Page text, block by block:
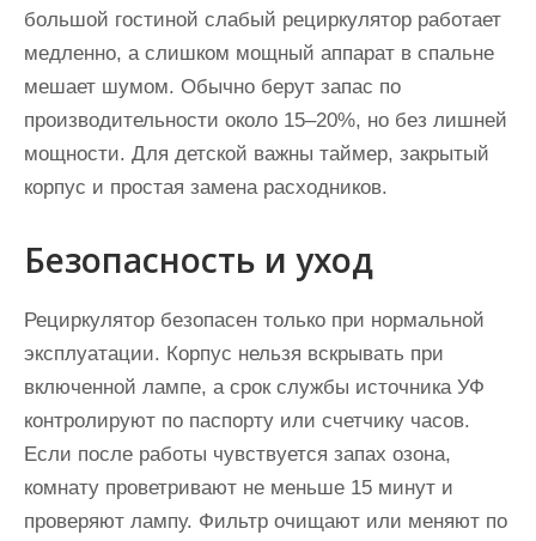
большой гостиной слабый рециркулятор работает
медленно, а слишком мощный аппарат в спальне
мешает шумом. Обычно берут запас по
производительности около 15–20%, но без лишней
мощности. Для детской важны таймер, закрытый
корпус и простая замена расходников.
Безопасность и уход
Рециркулятор безопасен только при нормальной
эксплуатации. Корпус нельзя вскрывать при
включенной лампе, а срок службы источника УФ
контролируют по паспорту или счетчику часов.
Если после работы чувствуется запах озона,
комнату проветривают не меньше 15 минут и
проверяют лампу. Фильтр очищают или меняют по